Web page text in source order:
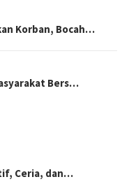
Korban, Bocah…
Bers…
Ceria, dan…